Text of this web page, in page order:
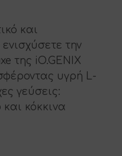
και
την
της iO.GENIX
υγρή L-
γεύσεις:
κόκκινα